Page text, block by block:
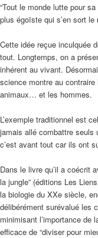
“Tout le monde lutte pour
plus égoïste qui s’en sort le
Cette idée reçue inculquée
tout. Longtemps, on a
inhérent au vivant.
science montre au contraire
animaux… et les hommes.
L’exemple traditionnel est
jamais allé combattre seuls
c’est avant tout car ils ont
Dans le livre qu’il a coécrit
la jungle” (éditions Les
la biologie du XXe siècle,
délibérément surévalué les
minimisant l’importance de
efficace de “diviser pour